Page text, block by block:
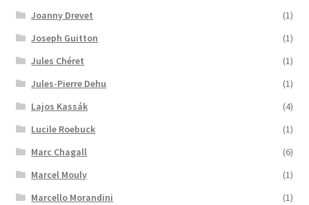
Joanny Drevet
(1)
Joseph Guitton
(1)
Jules Chéret
(1)
Jules-Pierre Dehu
(1)
Lajos Kassák
(4)
Lucile Roebuck
(1)
Marc Chagall
(6)
Marcel Mouly
(1)
Marcello Morandini
(1)